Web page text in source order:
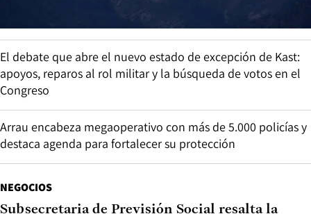
El debate que abre el nuevo estado de excepción de Kast:
apoyos, reparos al rol militar y la búsqueda de votos en el
Congreso
Arrau encabeza megaoperativo con más de 5.000 policías y
destaca agenda para fortalecer su protección
NEGOCIOS
Subsecretaria de Previsión Social resalta la